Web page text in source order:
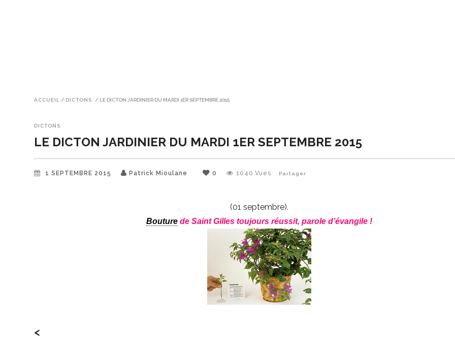
ACCUEIL / DICTONS / LE DICTON JARDINIER DU MARDI 1ER SEPTEMBRE 2015
DICTONS
LE DICTON JARDINIER DU MARDI 1ER SEPTEMBRE 2015
1 SEPTEMBRE 2015 Patrick Mioulane 0 1040 Vues Partager
(01 septembre).
Bouture de Saint Gilles toujours réussit, parole d’évangile !
<